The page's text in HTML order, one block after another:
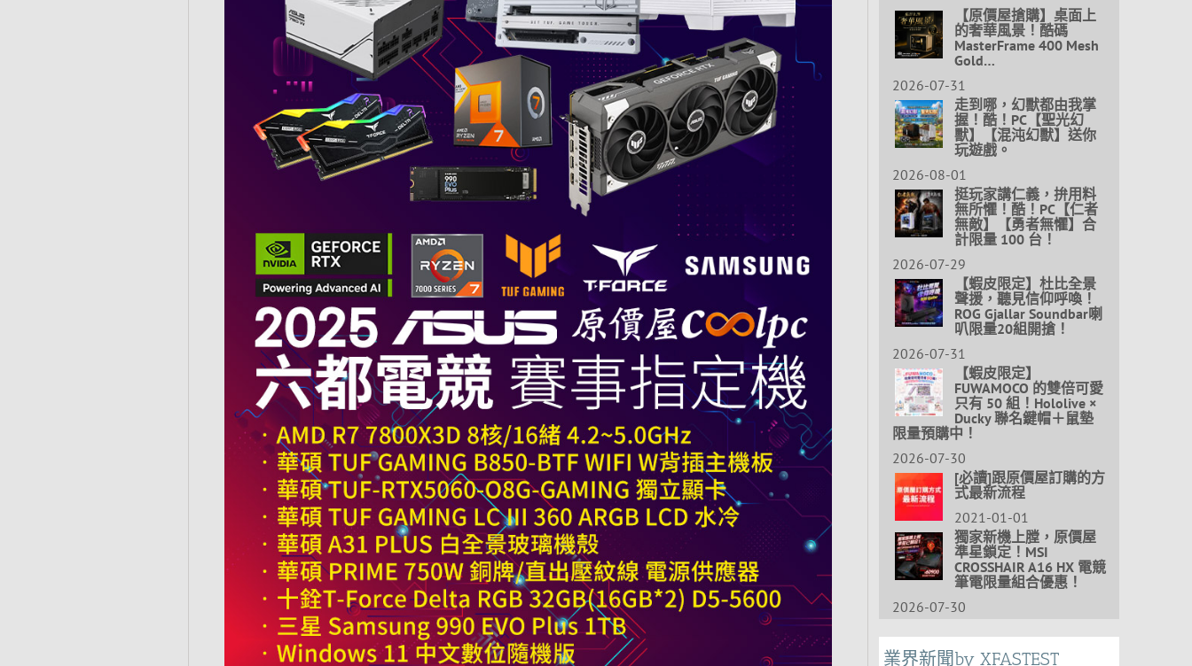
【原價屋搶購】桌面上
的奢華風景！酷碼
MasterFrame 400 Mesh
Gold…
2026-07-31
走到哪，幻獸都由我掌
握！酷！PC【聖光幻
獸】【混沌幻獸】送你
玩遊戲。
2026-08-01
挺玩家講仁義，拚用料
無所懼！酷！PC【仁者
無敵】【勇者無懼】合
計限量 100 台！
2026-07-29
【蝦皮限定】杜比全景
聲援，聽見信仰呼喚！
ROG Gjallar Soundbar喇
叭限量20組開搶！
2026-07-31
【蝦皮限定】
FUWAMOCO 的雙倍可愛
只有 50 組！Hololive ×
Ducky 聯名鍵帽＋鼠墊
限量預購中！
2026-07-30
[必讀]跟原價屋訂購的方
式最新流程
2021-01-01
獨家新機上膛，原價屋
準星鎖定！MSI
CROSSHAIR A16 HX 電競
筆電限量組合優惠！
2026-07-30
業界新聞by XFASTEST